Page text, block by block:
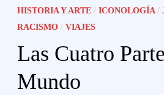
HISTORIA Y ARTE /ICONOLOGÍA/
RACISMO /VIAJES
Las Cuatro
Mundo